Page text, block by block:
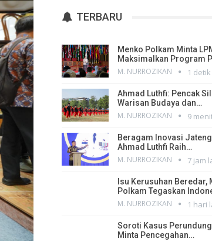
TERBARU
Menko Polkam Minta
Maksimalkan Program
M. NURROZIKAN 1
Ahmad Luthfi: Pencak
Warisan Budaya dan…
M. NURROZIKAN 9
Beragam Inovasi
Ahmad Luthfi Raih…
M. NURROZIKAN 7 jam
Isu Kerusuhan Beredar,
Polkam Tegaskan
M. NURROZIKAN 1 hari
Soroti Kasus
Minta Pencegahan…